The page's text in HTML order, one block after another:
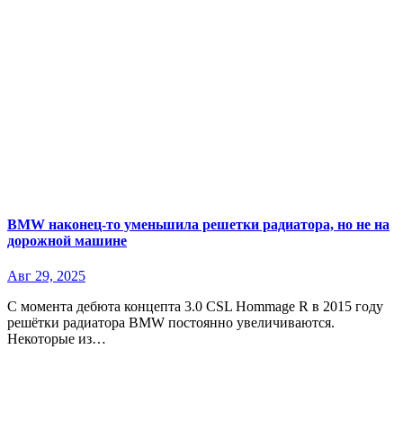
BMW наконец-то уменьшила решетки радиатора, но не на
дорожной машине
Авг 29, 2025
С момента дебюта концепта 3.0 CSL Hommage R в 2015 году
решётки радиатора BMW постоянно увеличиваются.
Некоторые из…